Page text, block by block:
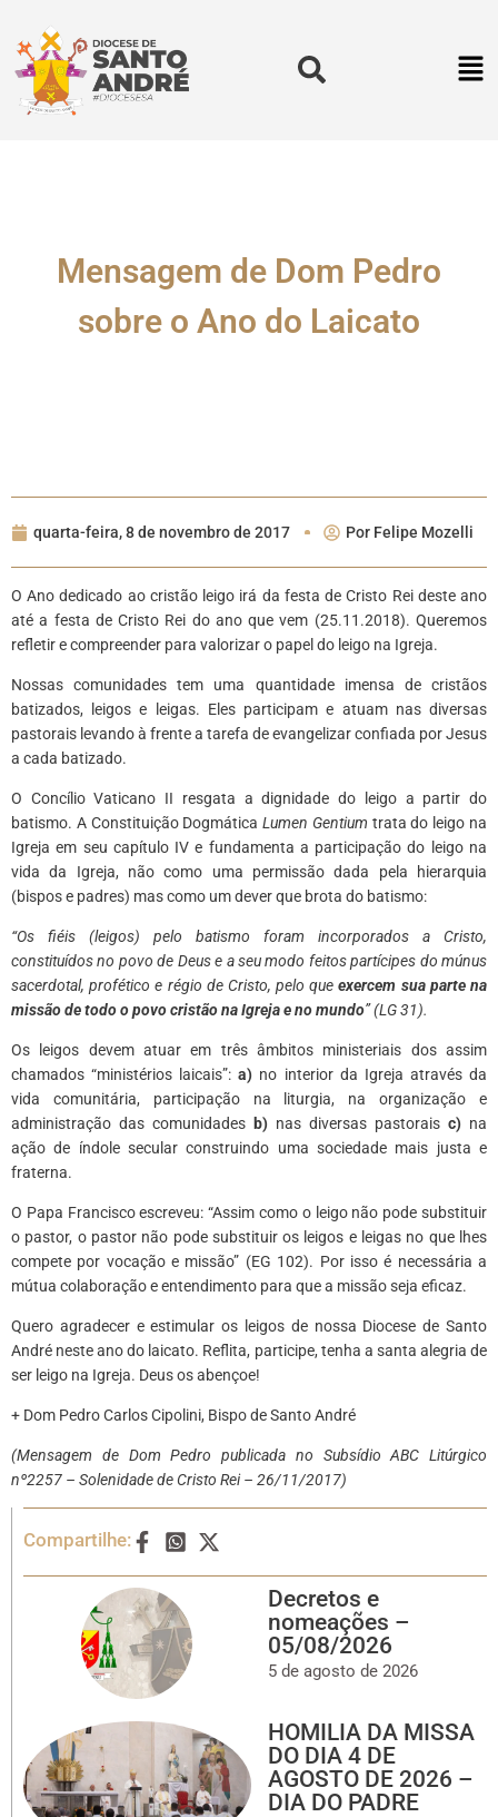
Mensagem de Dom Pedro
sobre o Ano do Laicato
quarta-feira, 8 de novembro de 2017 Por Felipe Mozelli
O Ano dedicado ao cristão leigo irá da festa de Cristo Rei deste ano
até a festa de Cristo Rei do ano que vem (25.11.2018). Queremos
refletir e compreender para valorizar o papel do leigo na Igreja.
Nossas comunidades tem uma quantidade imensa de cristãos
batizados, leigos e leigas. Eles participam e atuam nas diversas
pastorais levando à frente a tarefa de evangelizar confiada por Jesus
a cada batizado.
O Concílio Vaticano II resgata a dignidade do leigo a partir do
batismo. A Constituição DogmáticaLumen Gentium trata do leigo na
Igreja em seu capítulo IV e fundamenta a participação do leigo na
vida da Igreja, não como uma permissão dada pela hierarquia
(bispos e padres) mas como um dever que brota do batismo:
“Os fiéis (leigos) pelo batismo foram incorporados a Cristo,
constituídos no povo de Deus e a seu modo feitos partícipes do múnus
sacerdotal, profético e régio de Cristo, pelo queexercem sua parte na
missão de todo o povo cristão na Igreja e no mundo” (LG 31).
Os leigos devem atuar em três âmbitos ministeriais dos assim
chamados “ministérios laicais”:a) no interior da Igreja através da
vida comunitária, participação na liturgia, na organização e
administração das comunidades b) nas diversas pastorais c) na
ação de índole secular construindo uma sociedade mais justa e
fraterna.
O Papa Francisco escreveu: “Assim como o leigo não pode substituir
o pastor, o pastor não pode substituir os leigos e leigas no que lhes
compete por vocação e missão” (EG 102). Por isso é necessária a
mútua colaboração e entendimento para que a missão seja eficaz.
Quero agradecer e estimular os leigos de nossa Diocese de Santo
André neste ano do laicato. Reflita, participe, tenha a santa alegria de
ser leigo na Igreja. Deus os abençoe!
+ Dom Pedro Carlos Cipolini, Bispo de Santo André
(Mensagem de Dom Pedro publicada no Subsídio ABC Litúrgico
nº2257 – Solenidade de Cristo Rei – 26/11/2017)
Compartilhe:
Decretos e
nomeações –
05/08/2026
5 de agosto de 2026
HOMILIA DA MISSA
DO DIA 4 DE
AGOSTO DE 2026 –
DIA DO PADRE